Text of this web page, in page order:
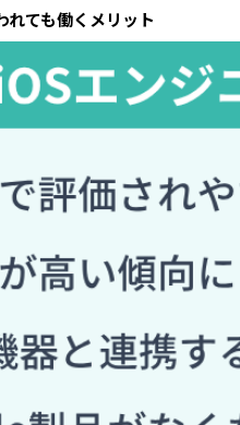
ても働くメリット